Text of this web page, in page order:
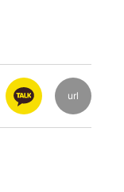
url